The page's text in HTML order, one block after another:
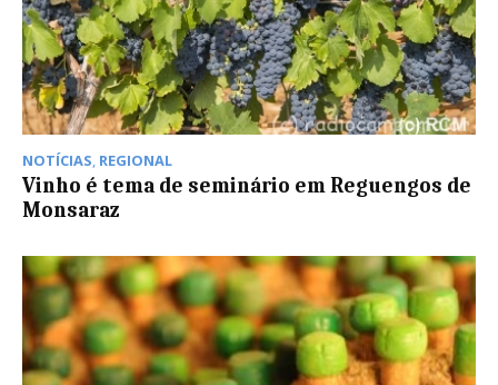
NOTÍCIAS REGIONAL
Vinho é tema de seminário em Reguengos de
Monsaraz